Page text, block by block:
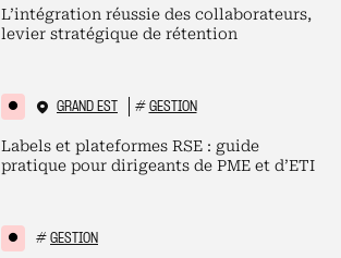
L’intégration réussie des collaborateurs,
levier stratégique de rétention
GRAND EST # GESTION
Labels et plateformes RSE : guide
pratique pour dirigeants de PME et d’ETI
# GESTION